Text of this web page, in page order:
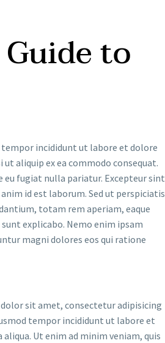
to
incididunt ut labore et dolore
aliquip ex ea commodo consequat.
fugiat nulla pariatur. Excepteur sint
id est laborum. Sed ut perspiciatis
totam rem aperiam, eaque
explicabo. Nemo enim ipsam
magni dolores eos qui ratione
sit amet, consectetur adipisicing
tempor incididunt ut labore et
Ut enim ad minim veniam, quis